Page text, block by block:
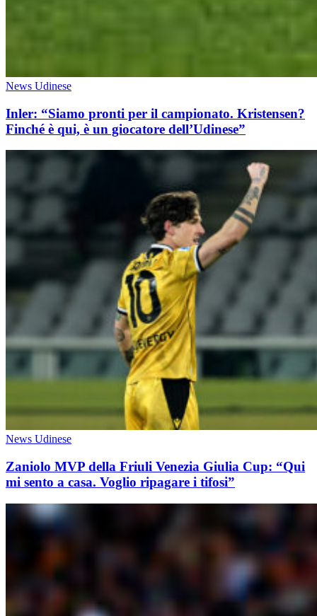
News Udinese
Inler: “Siamo pronti per il campionato. Kristensen?
Finché è qui, è un giocatore dell’Udinese”
News Udinese
Zaniolo MVP della Friuli Venezia Giulia Cup: “Qui
mi sento a casa. Voglio ripagare i tifosi”